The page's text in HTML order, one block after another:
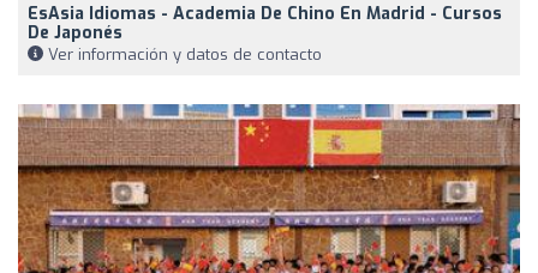
EsAsia Idiomas - Academia De Chino En Madrid - Cursos
De Japonés
Ver información y datos de contacto